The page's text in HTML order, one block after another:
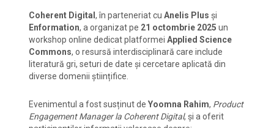
Coherent Digital , în parteneriat cu Anelis Plus și
Enformation, a organizat pe 21 octombrie 2025 un
workshop online dedicat platformei Applied Science
Commons, o resursă interdisciplinară care include
literatură gri, seturi de date și cercetare aplicată din
diverse domenii științifice.
Evenimentul a fost susținut de Yoomna Rahim, Product
Engagement Manager la Coherent Digital, și a oferit